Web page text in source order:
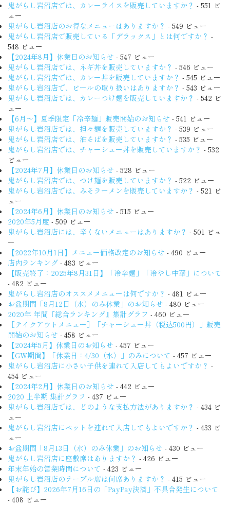
鬼がらし岩沼店では、カレーライスを販売していますか？ - 551 ビ
ュー
鬼がらし岩沼店のお得なメニューはありますか？ - 549 ビュー
鬼がらし岩沼店で販売している「デラックス」とは何ですか？ -
548 ビュー
【2024年8月】休業日のお知らせ - 547 ビュー
鬼がらし岩沼店では、ネギ丼を販売していますか？ - 546 ビュー
鬼がらし岩沼店では、カレー丼を販売していますか？ - 545 ビュー
鬼がらし岩沼店で、ビールの取り扱いはありますか？ - 543 ビュー
鬼がらし岩沼店では、カレーつけ麺を販売していますか？ - 542 ビ
ュー
【6月〜】夏季限定「冷辛麺」販売開始のお知らせ - 541 ビュー
鬼がらし岩沼店では、担々麺を販売していますか？ - 539 ビュー
鬼がらし岩沼店では、油そばを販売していますか？ - 535 ビュー
鬼がらし岩沼店では、チャーシュー丼を販売していますか？ - 532
ビュー
【2024年7月】休業日のお知らせ - 528 ビュー
鬼がらし岩沼店では、つけ麺を販売していますか？ - 522 ビュー
鬼がらし岩沼店では、みそラーメンを販売していますか？ - 521 ビ
ュー
【2024年6月】休業日のお知らせ - 515 ビュー
2020年5月度 - 509 ビュー
鬼がらし岩沼店には、辛くないメニューはありますか？ - 501 ビュ
ー
【2022年10月1日】メニュー価格改定のお知らせ - 490 ビュー
店内ランキング - 483 ビュー
【販売終了：2025年8月31日】「冷辛麺」「冷やし中華」について
- 482 ビュー
鬼がらし岩沼店のオススメメニューは何ですか？ - 481 ビュー
お盆期間「8月12日（水）のみ休業」のお知らせ - 480 ビュー
2020年 年間『総合ランキング』集計グラフ - 460 ビュー
［テイクアウトメニュー］「チャーシュー丼（税込500円）」販売
開始のお知らせ - 458 ビュー
【2024年5月】休業日のお知らせ - 457 ビュー
【GW期間】「休業日：4/30（水）」のみについて - 457 ビュー
鬼がらし岩沼店に小さい子供を連れて入店してもよいですか？ -
454 ビュー
【2024年2月】休業日のお知らせ - 442 ビュー
2020 上半期 集計グラフ - 437 ビュー
鬼がらし岩沼店では、どのような支払方法がありますか？ - 434 ビ
ュー
鬼がらし岩沼店にペットを連れて入店してもよいですか？ - 433 ビ
ュー
お盆期間「8月13日（水）のみ休業」のお知らせ - 430 ビュー
鬼がらし岩沼店に座敷席はありますか？ - 426 ビュー
年末年始の営業時間について - 423 ビュー
鬼がらし岩沼店のテーブル席は何席ありますか？ - 415 ビュー
【お詫び】2026年7月16日の「PayPay決済」不具合発生について
- 408 ビュー